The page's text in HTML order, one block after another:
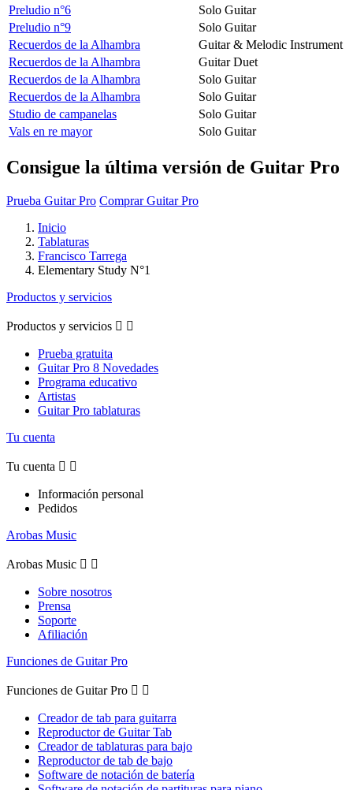
Preludio n°6
Solo Guitar
Preludio n°9
Solo Guitar
Recuerdos de la Alhambra
Guitar & Melodic Instrument
Recuerdos de la Alhambra
Guitar Duet
Recuerdos de la Alhambra
Solo Guitar
Recuerdos de la Alhambra
Solo Guitar
Studio de campanelas
Solo Guitar
Vals en re mayor
Solo Guitar
Consigue la última versión de Guitar Pro
Prueba Guitar Pro Comprar Guitar Pro
Inicio
Tablaturas
Francisco Tarrega
Elementary Study N°1
Productos y servicios
Productos y servicios  
Prueba gratuita
Guitar Pro 8 Novedades
Programa educativo
Artistas
Guitar Pro tablaturas
Tu cuenta
Tu cuenta  
Información personal
Pedidos
Arobas Music
Arobas Music  
Sobre nosotros
Prensa
Soporte
Afiliación
Funciones de Guitar Pro
Funciones de Guitar Pro  
Creador de tab para guitarra
Reproductor de Guitar Tab
Creador de tablaturas para bajo
Reproductor de tab de bajo
Software de notación de batería